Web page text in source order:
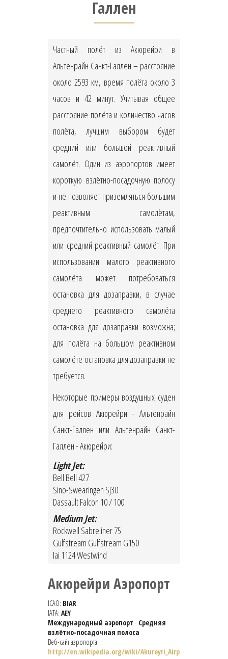
Галлен
Частный полёт из Акюрейри в
Альтенрайн Санкт-Галлен – расстояние
около 2593 км, время полёта около 3
часов и 42 минут. Учитывая общее
расстояние полёта и количество часов
полёта, лучшим выбором будет
средний или большой реактивный
самолёт. Один из аэропортов имеет
короткую взлётно-посадочную полосу
и не позволяет приземляться большим
реактивным самолётам,
предпочтительно использовать малый
или средний реактивный самолёт. При
использовании малого реактивного
самолёта может потребоваться
остановка для дозаправки, в случае
среднего реактивного самолёта
остановка для дозаправки возможна;
для полёта на большом реактивном
самолёте остановка для дозаправки не
требуется.
Некоторые примеры воздушных суден
для рейсов Акюрейри - Альтенрайн
Санкт-Галлен или Альтенрайн Санкт-
Галлен - Акюрейри:
Light Jet:
Bell Bell 427
Sino-Swearingen SJ30
Dassault Falcon 10 / 100
Medium Jet:
Rockwell Sabreliner 75
Gulfstream Gulfstream G150
Iai 1124 Westwind
Акюрейри Аэропорт
ICAO: BIAR
IATA: AEY
Международный аэропорт - Средняя
взлётно-посадочная полоса
Веб-сайт аэропорта:
http://en.wikipedia.org/wiki/Akureyri_Airp